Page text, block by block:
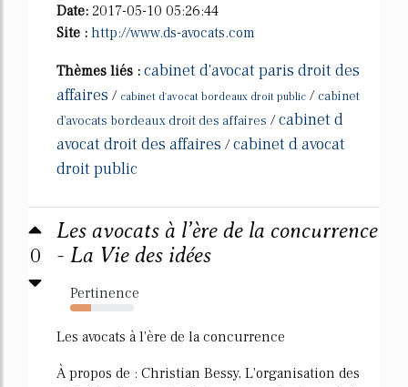
Date: 2017-05-10 05:26:44
Site : http://www.ds-avocats.com
Thèmes liés : cabinet d'avocat paris droit des
affaires / cabinet d'avocat bordeaux droit public / cabinet
d'avocats bordeaux droit des affaires /cabinet d
avocat droit des affaires /cabinet d avocat
droit public
0
Les avocats à l’ère de la concurrence
- La Vie des idées
Pertinence
33%
Les avocats à l'ère de la concurrence
À propos de : Christian Bessy, L'organisation des